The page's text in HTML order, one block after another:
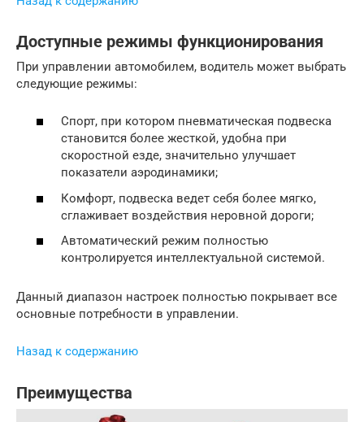
Доступные режимы функционирования
При управлении автомобилем, водитель может выбрать
следующие режимы:
Спорт, при котором пневматическая подвеска
становится более жесткой, удобна при
скоростной езде, значительно улучшает
показатели аэродинамики;
Комфорт, подвеска ведет себя более мягко,
сглаживает воздействия неровной дороги;
Автоматический режим полностью
контролируется интеллектуальной системой.
Данный диапазон настроек полностью покрывает все
основные потребности в управлении.
Назад к содержанию
Преимущества